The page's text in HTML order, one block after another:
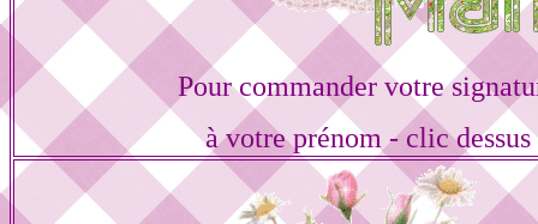
Pour commander votre
à votre prénom - clic dessus